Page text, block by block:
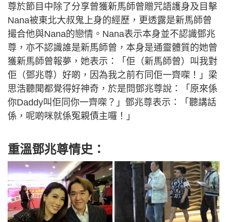
尊於節目中除了分享曾獲新馬師曾贈咒語護身及目擊
Nana被東北大叔鬼上身的經歷，更透露是新馬師曾
撮合他與Nana的戀情。Nana表示本身並不認識鄧兆
尊，亦不認識誰是新馬師曾，本身是通靈體質的她曾
獲新馬師曾報夢，她表示：「佢（新馬師曾）叫我對
佢（鄧兆尊）好啲，因為我之前冇同佢一齊㗎！」梁
思浩聽聞都覺得好神奇，於是問鄧兆尊說：「原來係
你Daddy叫佢同你一齊㗎？」鄧兆尊表示：「聽講話
係，呢啲咪就係冤親債主囉！」
重溫鄧兆尊情史：